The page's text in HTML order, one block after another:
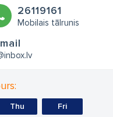
26119161
Mobilais tālrunis
Thu Fri